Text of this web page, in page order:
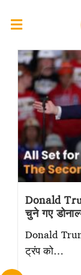
Donald
चुने गए
Donald
ट्रंप को…